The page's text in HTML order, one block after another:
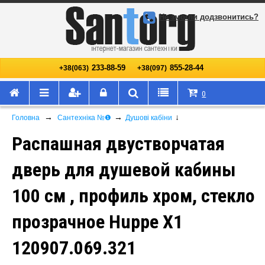
+38(063) 233-88-59 +38(097) 855-28-44
Не змогли додзвонитись?
0
Головна → Сантехніка №❶ → Душові кабіни ↓
Распашная двустворчатая
дверь для душевой кабины
100 см , профиль хром, стекло
прозрачное Huppe X1
120907.069.321